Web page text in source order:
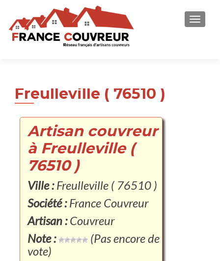
Freulleville ( 76510 )
Artisan couvreur
à Freulleville (
76510 )
Ville :Freulleville ( 76510 )
Société :France Couvreur
Artisan :Couvreur
Note :
(Pas encore de
vote)